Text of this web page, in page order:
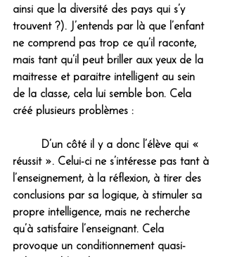
ainsi que la diversité des pays qui s’y
trouvent ?). J’entends par là que l’enfant
ne comprend pas trop ce qu’il raconte,
mais tant qu’il peut briller aux yeux de la
maitresse et paraitre intelligent au sein
de la classe, cela lui semble bon. Cela
créé plusieurs problèmes :
réussit ». Celui-ci ne s’intéresse pas tant à
l’enseignement, à la réflexion, à tirer des
conclusions par sa logique, à stimuler sa
propre intelligence, mais ne recherche
qu’à satisfaire l’enseignant. Cela
provoque un conditionnement quasi-